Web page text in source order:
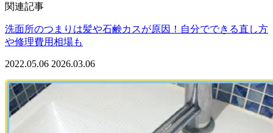
関連記事
洗面所のつまりは髪や石鹸カスが原因！自分でできる直し方
や修理費用相場も
2022.05.06 2026.03.06